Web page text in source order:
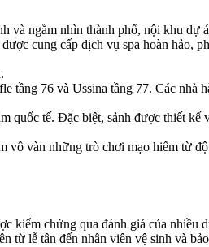
và ngắm nhìn thành phố, nội khu dự
cung cấp dịch vụ spa hoàn hảo,
tầng 76 và Ussina tầng 77. Các nhà
quốc tế. Đặc biệt, sảnh được thiết kế
vàn những trò chơi mạo hiểm từ
kiểm chứng qua đánh giá của
lễ tân đến nhân viên vệ sinh và